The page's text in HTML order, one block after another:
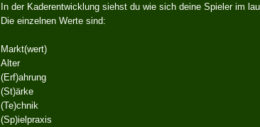
In der Kaderentwicklung siehst du wie sich deine Spieler im
Die einzelnen Werte sind:
Markt(wert)
Alter
(Erf)ahrung
(St)ärke
(Te)chnik
(Sp)ielpraxis